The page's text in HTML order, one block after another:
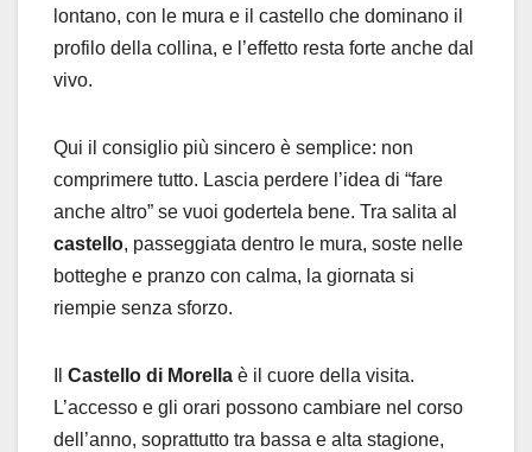
lontano, con le mura e il castello che dominano il
profilo della collina, e l’effetto resta forte anche dal
vivo.
Qui il consiglio più sincero è semplice: non
comprimere tutto. Lascia perdere l’idea di “fare
anche altro” se vuoi godertela bene. Tra salita al
castello, passeggiata dentro le mura, soste nelle
botteghe e pranzo con calma, la giornata si
riempie senza sforzo.
Castello di Morella è il cuore della visita.
L’accesso e gli orari possono cambiare nel corso
dell’anno, soprattutto tra bassa e alta stagione,